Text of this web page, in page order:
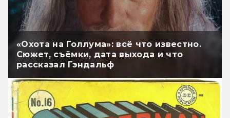
«Охота на Голлума»: всё что известно.
Сюжет, съёмки, дата выхода и что
рассказал Гэндальф